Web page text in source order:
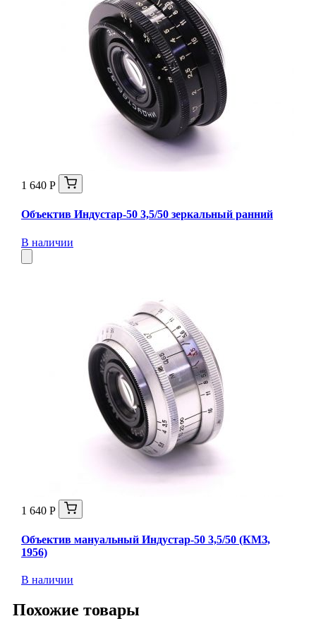
1 640 Р
Объектив Индустар-50 3,5/50 зеркальный ранний
В наличии
1 640 Р
Объектив мануальный Индустар-50 3,5/50 (КМЗ,
1956)
В наличии
Похожие товары